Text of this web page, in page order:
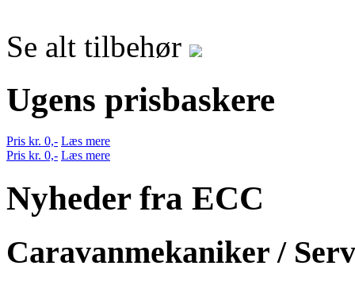
Se alt tilbehør
Ugens prisbaskere
Pris kr. 0,- Læs mere
Pris kr. 0,- Læs mere
Nyheder fra ECC
Caravanmekaniker /